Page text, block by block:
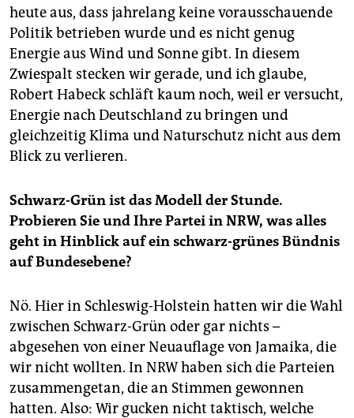
heute aus, dass jahrelang keine vorausschauende
Politik betrieben wurde und es nicht genug
Energie aus Wind und Sonne gibt. In diesem
Zwiespalt stecken wir gerade, und ich glaube,
Robert Habeck schläft kaum noch, weil er versucht,
Energie nach Deutschland zu bringen und
gleichzeitig Klima und Naturschutz nicht aus dem
Blick zu verlieren.
Schwarz-Grün ist das Modell der Stunde.
Probieren Sie und Ihre Par­tei­ in NRW, was alles
geht in Hinblick auf ein schwarz-grünes Bündnis
auf Bundesebene?
Nö. Hier in Schleswig-Holstein hatten wir die Wahl
zwischen Schwarz-Grün oder gar nichts –
abgesehen von einer Neuauflage von Jamaika, die
wir nicht wollten. In NRW haben sich die Parteien
zusammengetan, die an Stimmen gewonnen
hatten. Also: Wir gucken nicht taktisch, welche